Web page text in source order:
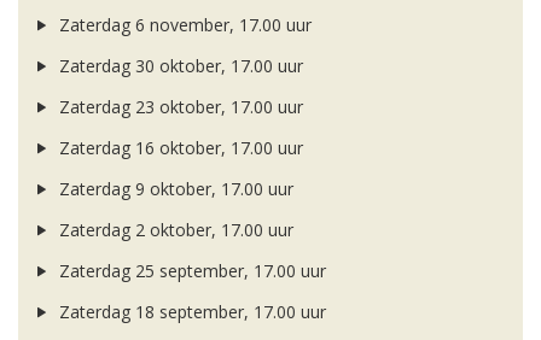
Zaterdag 6 november, 17.00 uur
Zaterdag 30 oktober, 17.00 uur
Zaterdag 23 oktober, 17.00 uur
Zaterdag 16 oktober, 17.00 uur
Zaterdag 9 oktober, 17.00 uur
Zaterdag 2 oktober, 17.00 uur
Zaterdag 25 september, 17.00 uur
Zaterdag 18 september, 17.00 uur